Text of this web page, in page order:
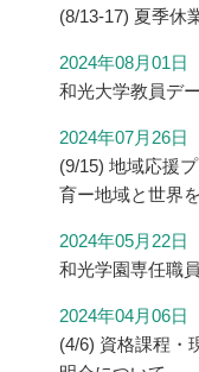
(8/13-17) 夏季休
2024年08月01日
和光大学教員デ
2024年07月26日
(9/15) 地域応援
育ー地域と世界
2024年05月22日
和光学園専任職
2024年04月06日
(4/6) 資格課程・